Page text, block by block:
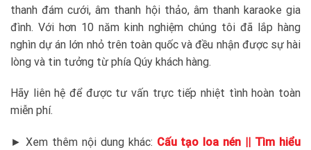
thanh đám cưới, âm thanh hội thảo, âm thanh karaoke gia
đình. Với hơn 10 năm kinh nghiệm chúng tôi đã lắp hàng
nghìn dự án lớn nhỏ trên toàn quốc và đều nhận được sự hài
lòng và tin tưởng từ phía Qúy khách hàng.
Hãy liên hệ để được tư vấn trực tiếp nhiệt tình hoàn toàn
miễn phí.
► Xem thêm nội dung khác: Cấu tạo loa nén || Tìm hiểu